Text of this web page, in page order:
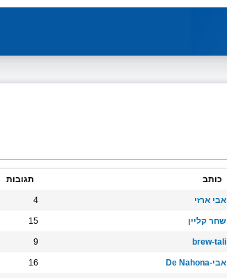
כותב תגובות
אבי ארזי 4
שחר קליין 15
brew-tali
9
אבי-De Nahona 16